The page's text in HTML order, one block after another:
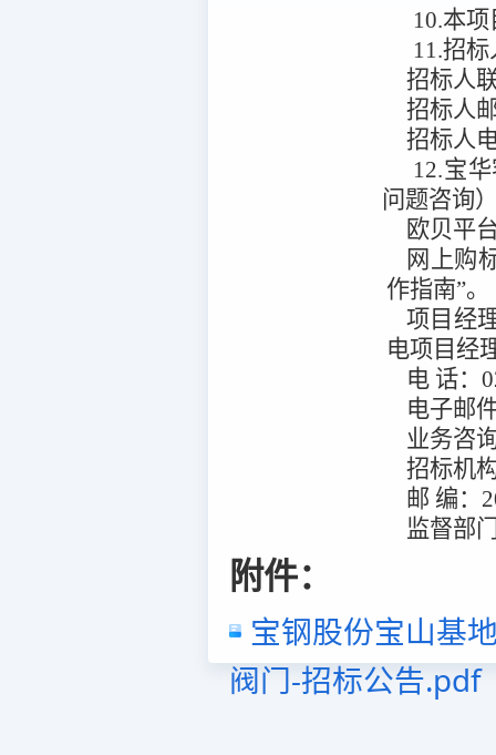
10.本项
11.招
招标人
招标人
招标人
12.宝
问题咨询
欧贝平
网上购
作指南”。
项目经
电项目经
电 话：
电子邮
业务咨
招标机
邮 编：
监督部
附件：
宝钢股份宝山基
阀门-招标公告.pdf